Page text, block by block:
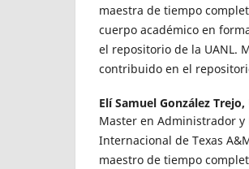
maestra de tiempo
cuerpo académico en
el repositorio de la UANL.
contribuido en el
Elí Samuel González Trejo,
Master en Administrador
Internacional de Texas
maestro de tiempo